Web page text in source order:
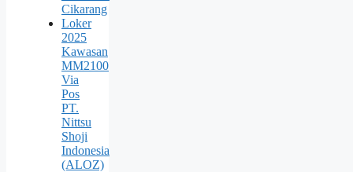
Cikarang
Loker
2025
Kawasan
MM2100
Via
Pos
PT.
Nittsu
Shoji
Indonesia
(ALOZ)